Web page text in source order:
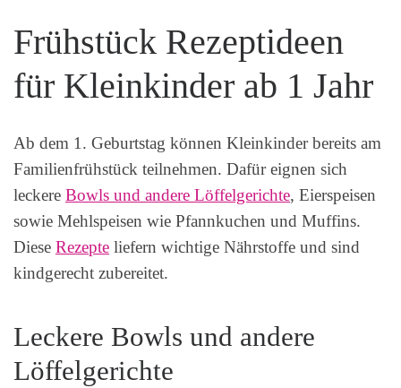
Frühstück Rezeptideen
für Kleinkinder ab 1 Jahr
Ab dem 1. Geburtstag können Kleinkinder bereits am
Familienfrühstück teilnehmen. Dafür eignen sich
leckere Bowls und andere Löffelgerichte, Eierspeisen
sowie Mehlspeisen wie Pfannkuchen und Muffins.
Diese Rezepte liefern wichtige Nährstoffe und sind
kindgerecht zubereitet.
Leckere Bowls und andere
Löffelgerichte